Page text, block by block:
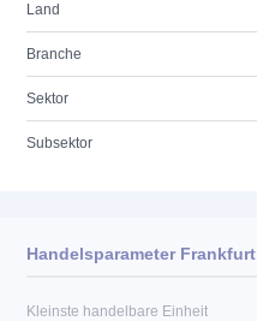
Land
Branche
Sektor
Subsektor
Handelsparameter Frankfurt
Kleinste handelbare Einheit